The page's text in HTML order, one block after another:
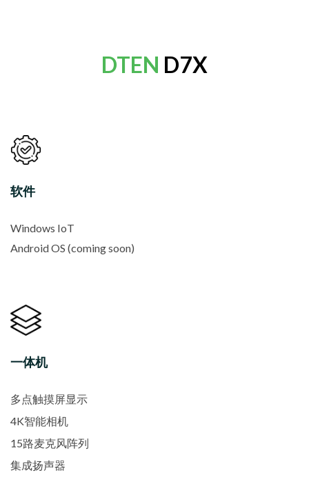
DTEN D7X
软件
Windows IoT
Android OS (coming soon)
一体机
多点触摸屏显示
4K智能相机
15路麦克风阵列
集成扬声器